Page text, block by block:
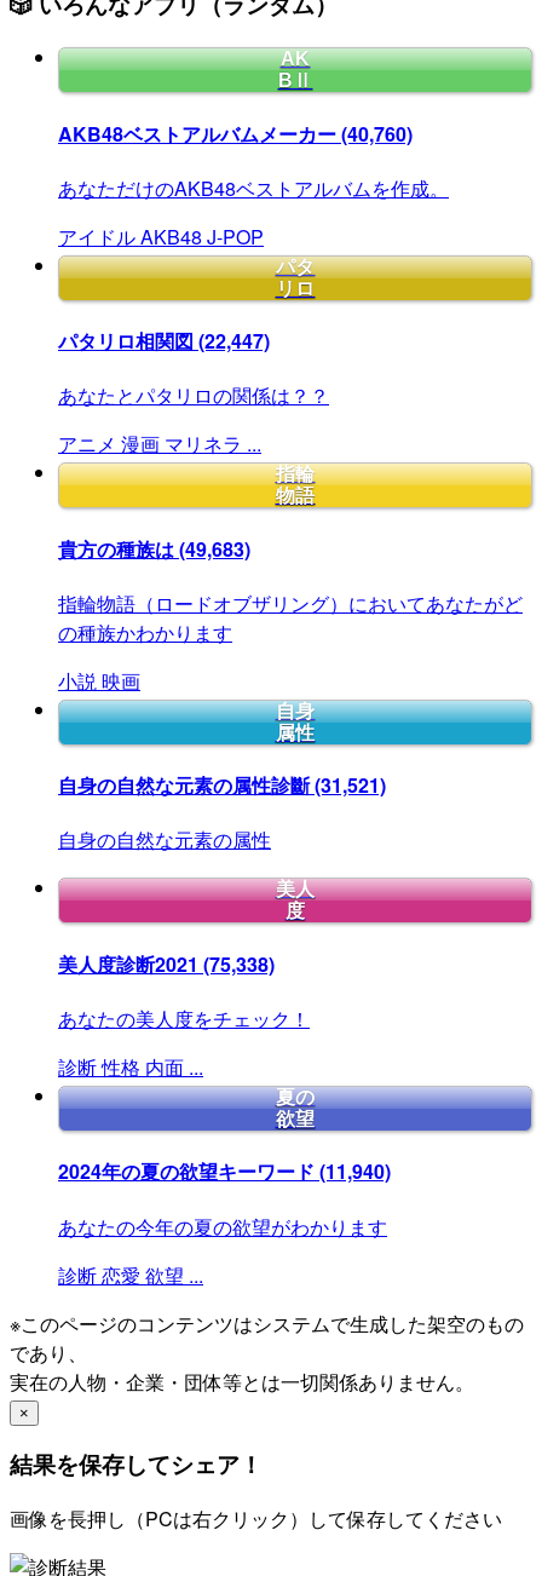
AK
BⅡ
AKB48ベストアルバムメーカー(40,760)
あなただけのAKB48ベストアルバムを作成。
アイドルAKB48 J-POP
パタ
リロ
パタリロ相関図 (22,447)
あなたとパタリロの関係は？？
アニメ 漫画 マリネラ ...
指輪
物語
貴方の種族は(49,683)
指輪物語（ロードオブザリング）においてあなたがど
の種族かわかります
小説映画
自身
属性
自身の自然な元素の属性診斷(31,521)
自身の自然な元素の属性
美人
度
美人度診断2021 (75,338)
あなたの美人度をチェック！
診断性格 内面 ...
夏の
欲望
2024年の夏の欲望キーワード (11,940)
あなたの今年の夏の欲望がわかります
診断恋愛 欲望 ...
※このページのコンテンツはシステムで生成した架空のもの
であり、
実在の人物・企業・団体等とは一切関係ありません。
×
結果を保存してシェア！
画像を長押し（PCは右クリック）して保存してください